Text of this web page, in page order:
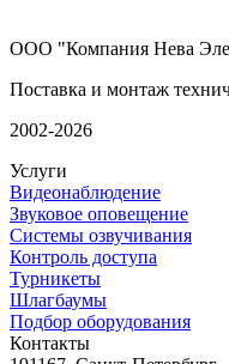
ООО "Компания Нева
Поставка и монтаж
2002-2026
Услуги
Видеонаблюдение
Звуковое оповещение
Системы озвучивания
Контроль доступа
Турникеты
Шлагбаумы
Подбор оборудования
Контакты